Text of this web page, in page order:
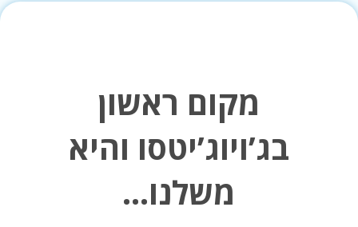
מקום ראשון
בג’ויוג’יטסו והיא
משלנו…